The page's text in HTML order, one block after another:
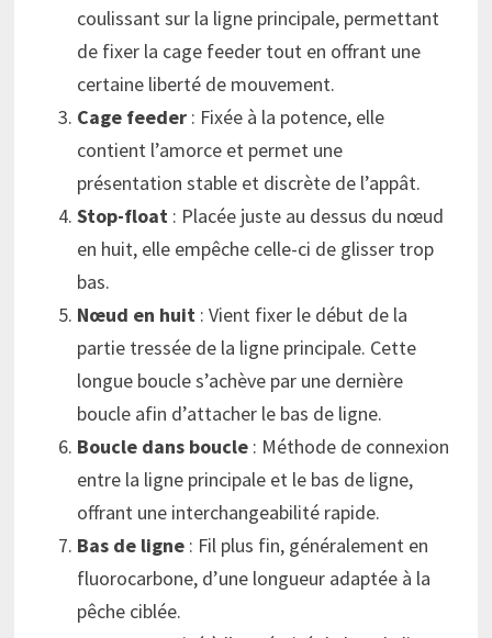
coulissant sur la ligne principale, permettant
de fixer la cage feeder tout en offrant une
certaine liberté de mouvement.
Cage feeder: Fixée à la potence, elle
contient l’amorce et permet une
présentation stable et discrète de l’appât.
Stop-float: Placée juste au dessus du nœud
en huit, elle empêche celle-ci de glisser trop
bas.
Nœud en huit: Vient fixer le début de la
partie tressée de la ligne principale. Cette
longue boucle s’achève par une dernière
boucle afin d’attacher le bas de ligne.
Boucle dans boucle: Méthode de connexion
entre la ligne principale et le bas de ligne,
offrant une interchangeabilité rapide.
Bas de ligne: Fil plus fin, généralement en
fluorocarbone, d’une longueur adaptée à la
pêche ciblée.